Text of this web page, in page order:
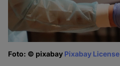
Foto: © pixabay Pixabay License